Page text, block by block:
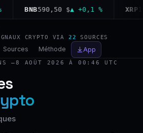
BNB590,50 $▲ +0,1 % XRP
CRYPTO VIA 22 SOURCES
Sources Méthode App
—8 AOÛT 2026 À 00:46 UTC